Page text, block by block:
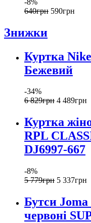
640грн 590грн
Знижки
Куртка
Бежевий
-34%
6 829грн 4 489грн
Куртка
RPL
DJ6997-667
-8%
5 779грн 5 337грн
Бутси
червоні